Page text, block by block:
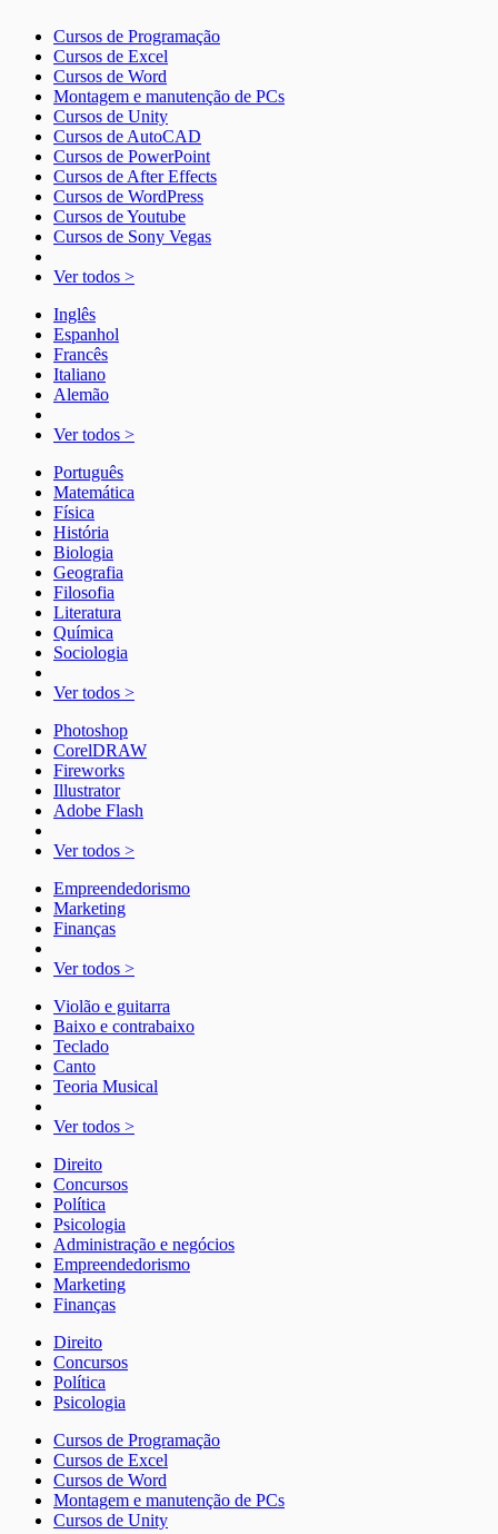
Cursos de Programação
Cursos de Excel
Cursos de Word
Montagem e manutenção de PCs
Cursos de Unity
Cursos de AutoCAD
Cursos de PowerPoint
Cursos de After Effects
Cursos de WordPress
Cursos de Youtube
Cursos de Sony Vegas
Ver todos >
Inglês
Espanhol
Francês
Italiano
Alemão
Ver todos >
Português
Matemática
Física
História
Biologia
Geografia
Filosofia
Literatura
Química
Sociologia
Ver todos >
Photoshop
CorelDRAW
Fireworks
Illustrator
Adobe Flash
Ver todos >
Empreendedorismo
Marketing
Finanças
Ver todos >
Violão e guitarra
Baixo e contrabaixo
Teclado
Canto
Teoria Musical
Ver todos >
Direito
Concursos
Política
Psicologia
Administração e negócios
Empreendedorismo
Marketing
Finanças
Direito
Concursos
Política
Psicologia
Cursos de Programação
Cursos de Excel
Cursos de Word
Montagem e manutenção de PCs
Cursos de Unity